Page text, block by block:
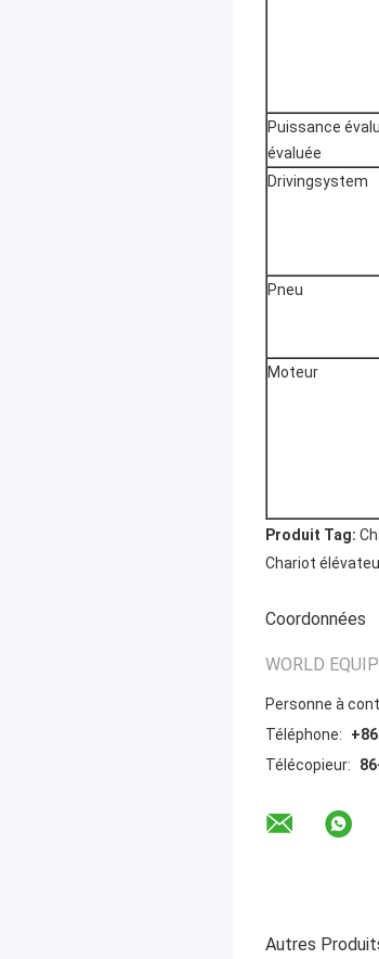
Puissance
évaluée
Drivingsystem
Pneu
Moteur
Produit Tag:
Chariot
Coordonnées
WORLD
Personne à
Téléphone:
Télécopieur:
Autres